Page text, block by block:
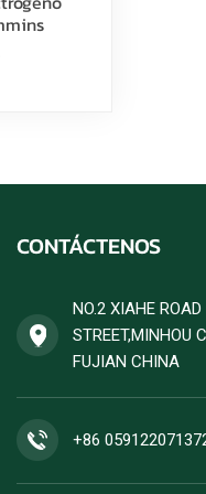
de 425
CONTÁCTENOS
NO.2 XIAHE
STREET,MINHOU
FUJIAN CHINA
+86